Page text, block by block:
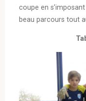
coupe en
beau parcours tout